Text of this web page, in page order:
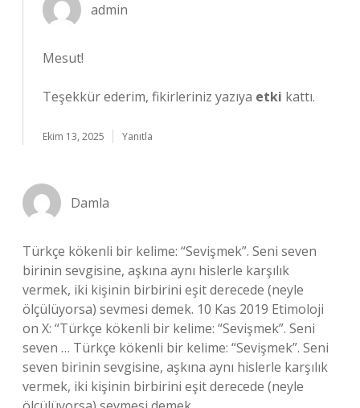
admin
Mesut!
Teşekkür ederim, fikirleriniz yazıya etki kattı.
Ekim 13, 2025 Yanıtla
Damla
Türkçe kökenli bir kelime: “Sevişmek”. Seni seven
birinin sevgisine, aşkına aynı hislerle karşılık
vermek, iki kişinin birbirini eşit derecede (neyle
ölçülüyorsa) sevmesi demek. 10 Kas 2019 Etimoloji
on X: “Türkçe kökenli bir kelime: “Sevişmek”. Seni
seven … Türkçe kökenli bir kelime: “Sevişmek”. Seni
seven birinin sevgisine, aşkına aynı hislerle karşılık
vermek, iki kişinin birbirini eşit derecede (neyle